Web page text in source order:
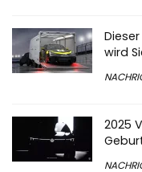
wird
2025